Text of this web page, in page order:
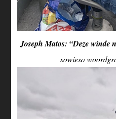
Joseph Matos: “Deze winde
sowieso